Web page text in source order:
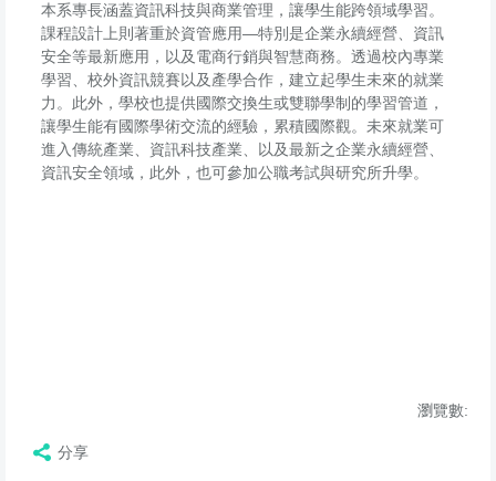
本系專長涵蓋資訊科技與商業管理，讓學生能跨領域學習。
課程設計上則著重於資管應用—特別是企業永續經營、資訊
安全等最新應用，以及電商行銷與智慧商務。透過校內專業
學習、校外資訊競賽以及產學合作，建立起學生未來的就業
力。此外，學校也提供國際交換生或雙聯學制的學習管道，
讓學生能有國際學術交流的經驗，累積國際觀。未來就業可
進入傳統產業、資訊科技產業、以及最新之企業永續經營、
資訊安全領域，此外，也可參加公職考試與研究所升學。
瀏覽數:
分享